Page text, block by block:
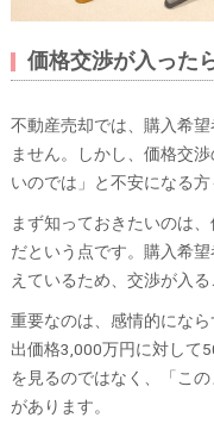
価格交渉が入った
不動産売却では、購入希
ません。しかし、価格交
いのでは」と不安になる方
まず知っておきたいのは
だという点です。購入希
えているため、交渉が入
重要なのは、感情的にな
出価格3,000万円に対して
を見るのではなく、「こ
があります。